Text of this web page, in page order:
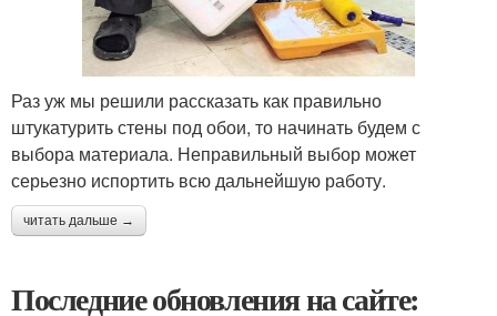
Раз уж мы решили рассказать как правильно
штукатурить стены под обои, то начинать будем с
выбора материала. Неправильный выбор может
серьезно испортить всю дальнейшую работу.
читать дальше →
Последние обновления на сайте: